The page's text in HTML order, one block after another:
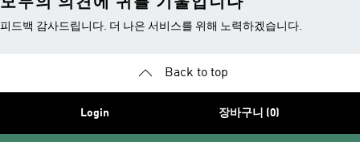
피드백 감사드립니다. 더 나은 서비스를 위해 노력하겠습니다.
Back to top
Login 장바구니 (0)